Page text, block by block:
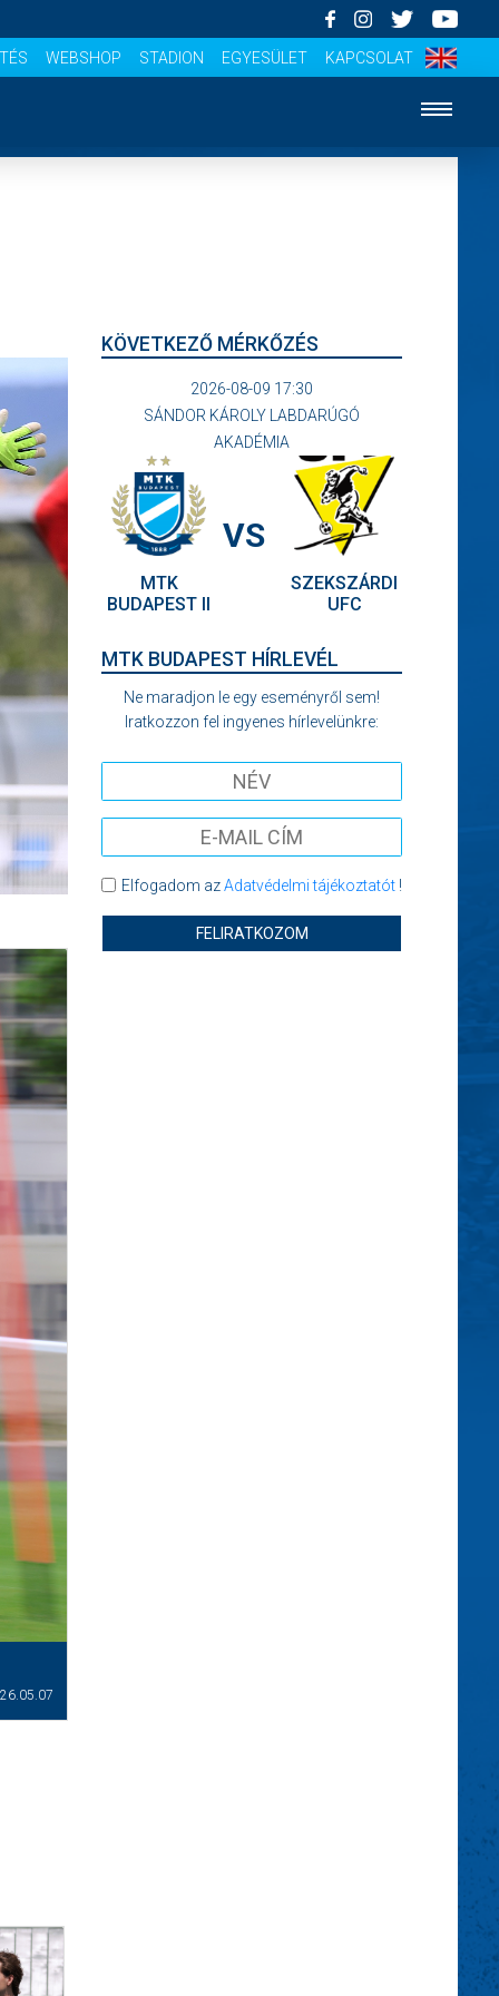
WEBSHOP STADION EGYESÜLET KAPCSOLAT
KÖVETKEZŐ MÉRKŐZÉS
2026-08-09 17:30
SÁNDOR KÁROLY LABDARÚGÓ
AKADÉMIA
MTK
BUDAPEST II
VS
SZEKSZÁRDI
UFC
MTK BUDAPEST HÍRLEVÉL
Ne maradjon le egy eseményről sem!
Iratkozzon fel ingyenes hírlevelünkre:
Elfogadom azAdatvédelmi tájékoztatót!
FELIRATKOZOM